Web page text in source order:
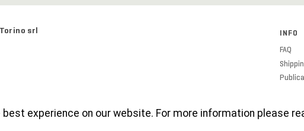
srl INFO
FAQ
experience on our website. For more information please